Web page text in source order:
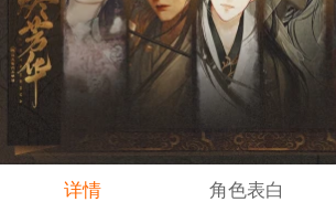
详情 角色表白